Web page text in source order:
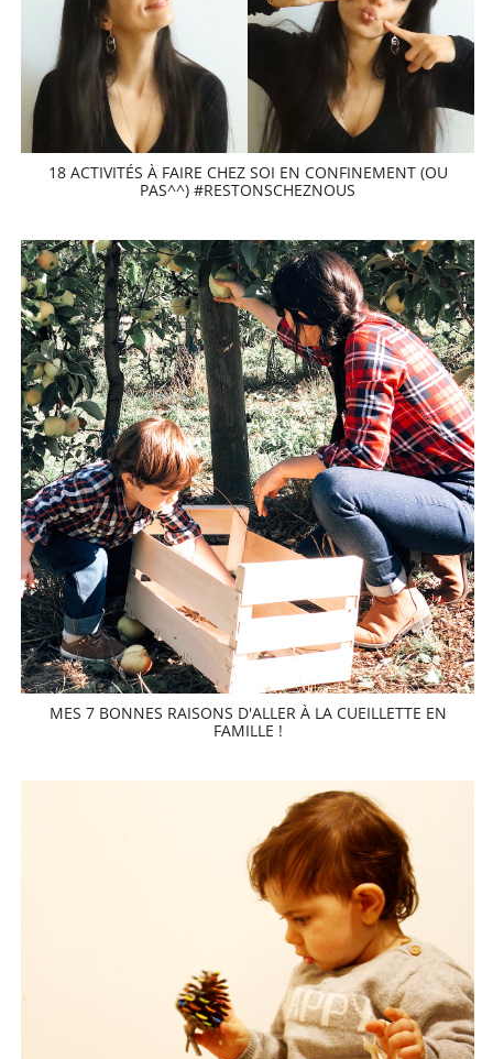
18 ACTIVITÉS À FAIRE CHEZ SOI EN CONFINEMENT (OU
PAS^^) #RESTONSCHEZNOUS
MES 7 BONNES RAISONS D'ALLER À LA CUEILLETTE EN
FAMILLE !